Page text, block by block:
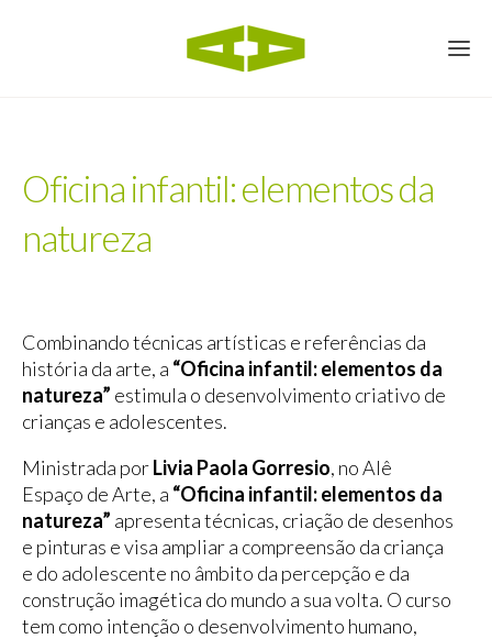
Oficina infantil: elementos da
natureza
Combinando técnicas artísticas e referências da
história da arte, a “Oficina infantil: elementos da
natureza” estimula o desenvolvimento criativo de
crianças e adolescentes.
Ministrada porLivia Paola Gorresio, no Alê
Espaço de Arte, a “Oficina infantil: elementos da
natureza” apresenta técnicas, criação de desenhos
e pinturas e visa ampliar a compreensão da criança
e do adolescente no âmbito da percepção e da
construção imagética do mundo a sua volta. O curso
tem como intenção o desenvolvimento humano,